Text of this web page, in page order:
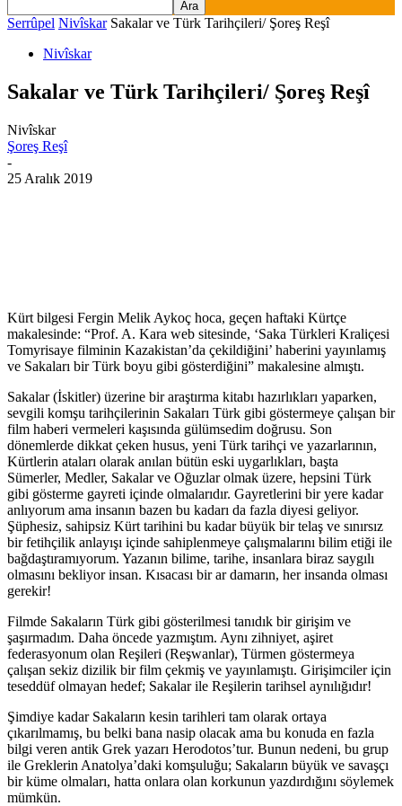
Serrûpel Nivîskar Sakalar ve Türk Tarihçileri/ Şoreş Reşî
Nivîskar
Sakalar ve Türk Tarihçileri/ Şoreş Reşî
Nivîskar
Şoreş Reşî
-
25 Aralık 2019
Kürt bilgesi Fergin Melik Aykoç hoca, geçen haftaki Kürtçe
makalesinde: “Prof. A. Kara web sitesinde, ‘Saka Türkleri Kraliçesi
Tomyrisaye filminin Kazakistan’da çekildiğini’ haberini yayınlamış
ve Sakaları bir Türk boyu gibi gösterdiğini” makalesine almıştı.
Sakalar (İskitler) üzerine bir araştırma kitabı hazırlıkları yaparken,
sevgili komşu tarihçilerinin Sakaları Türk gibi göstermeye çalışan bir
film haberi vermeleri kaşısında gülümsedim doğrusu. Son
dönemlerde dikkat çeken husus, yeni Türk tarihçi ve yazarlarının,
Kürtlerin ataları olarak anılan bütün eski uygarlıkları, başta
Sümerler, Medler, Sakalar ve Oğuzlar olmak üzere, hepsini Türk
gibi gösterme gayreti içinde olmalarıdır. Gayretlerini bir yere kadar
anlıyorum ama insanın bazen bu kadarı da fazla diyesi geliyor.
Şüphesiz, sahipsiz Kürt tarihini bu kadar büyük bir telaş ve sınırsız
bir fetihçilik anlayışı içinde sahiplenmeye çalışmalarını bilim etiği ile
bağdaştıramıyorum. Yazanın bilime, tarihe, insanlara biraz saygılı
olmasını bekliyor insan. Kısacası bir ar damarın, her insanda olması
gerekir!
Filmde Sakaların Türk gibi gösterilmesi tanıdık bir girişim ve
şaşırmadım. Daha öncede yazmıştım. Aynı zihniyet, aşiret
federasyonum olan Reşileri (Reşwanlar), Türmen göstermeya
çalışan sekiz dizilik bir film çekmiş ve yayınlamıştı. Girişimciler için
teseddüf olmayan hedef; Sakalar ile Reşilerin tarihsel aynılığıdır!
Şimdiye kadar Sakaların kesin tarihleri tam olarak ortaya
çıkarılmamış, bu belki bana nasip olacak ama bu konuda en fazla
bilgi veren antik Grek yazarı Herodotos’tur. Bunun nedeni, bu grup
ile Greklerin Anatolya’daki komşuluğu; Sakaların büyük ve savaşçı
bir küme olmaları, hatta onlara olan korkunun yazdırdığını söylemek
mümkün.